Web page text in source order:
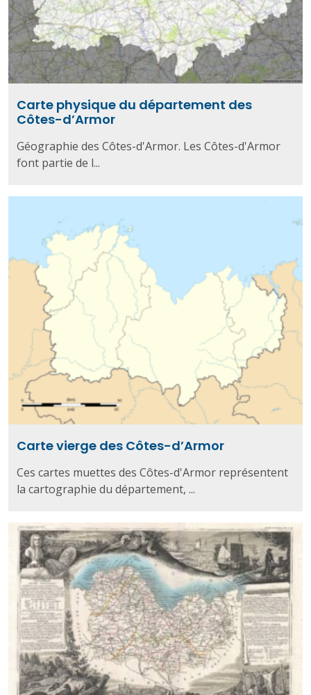
Carte physique du département des
Côtes-d’Armor
Géographie des Côtes-d'Armor. Les Côtes-d'Armor
font partie de l...
Carte vierge des Côtes-d’Armor
Ces cartes muettes des Côtes-d'Armor représentent
la cartographie du département, ...